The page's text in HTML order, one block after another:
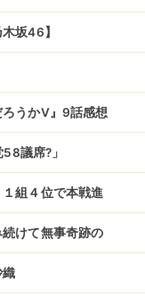
坂46】
ろうかⅤ』9話感想
議席?」
組４位で本戦進
続けて無事奇跡の
織